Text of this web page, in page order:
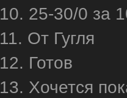
10. 25-30/0 за
11. От Гугля
12. Готов
13. Хочется